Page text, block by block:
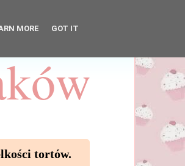
tortów.
MORE GOT IT